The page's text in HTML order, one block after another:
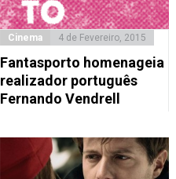
Cinema 4 de Fevereiro, 2015
Fantasporto homenageia
realizador português
Fernando Vendrell